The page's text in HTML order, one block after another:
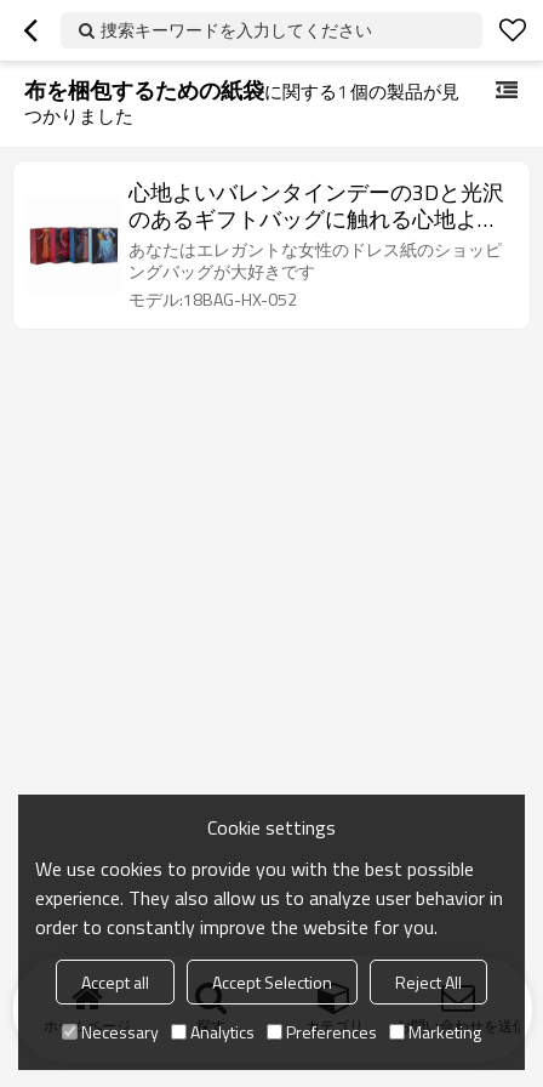
捜索キーワードを入力してください
布を梱包するための紙袋に関する1 個の製品が見
つかりました
心地よいバレンタインデーの3Dと光沢
のあるギフトバッグに触れる心地よい4
種類のデザインがTongle Packingで揃っ
ています
あなたはエレガントな女性のドレス紙のショッピ
ングバッグが大好きです
モデル:18BAG-HX-052
ホームページ 探す カテゴリ お問い合わせを送信
Cookie settings
We use cookies to provide you with the best possible
experience. They also allow us to analyze user behavior in
order to constantly improve the website for you.
Accept all Accept Selection
Reject All
Necessary
Analytics Preferences Marketing